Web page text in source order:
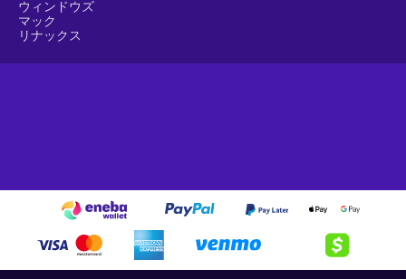
ウィンドウズ
マック
リナックス